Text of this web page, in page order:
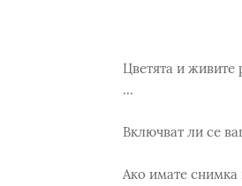
Цветята и живите
...
Включват ли се
Ако имате